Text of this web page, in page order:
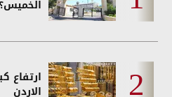
ارتفاع
الاردن